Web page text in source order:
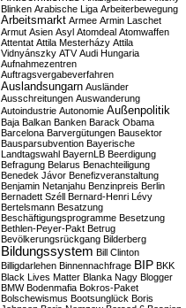
Blinken Arabische Liga Arbeiterbewegung
Arbeitsmarkt Armee Armin Laschet
Armut Asien Asyl Atomdeal Atomwaffen
Attentat Attila Mesterházy Attila
Vidnyánszky ATV Audi Hungaria
Aufnahmezentren
Auftragsvergabeverfahren
Auslandsungarn Ausländer
Ausschreitungen Auswanderung
Autoindustrie Autonomie Außenpolitik
Baja Balkan Banken Barack Obama
Barcelona Barvergütungen Bausektor
Bausparsubvention Bayerische
Landtagswahl BayernLB Beerdigung
Befragung Belarus Benachteiligung
Benedek Jávor Benefizveranstaltung
Benjamin Netanjahu Benzinpreis Berlin
Bernadett Széll Bernard-Henri Lévy
Bertelsmann Besatzung
Beschäftigungsprogramme Besetzung
Bethlen-Peyer-Pakt Betrug
Bevölkerungsrückgang Bilderberg
Bildungssystem Bill Clinton
Billigdarlehen Binnennachfrage BIP BKK
Black Lives Matter Blanka Nagy Blogger
BMW Bodenmafia Bokros-Paket
Bolschewismus Bootsunglück Boris